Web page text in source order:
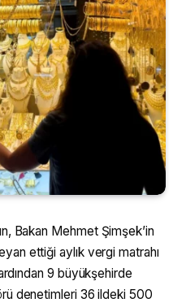
Bakan Mehmet Şimşek’in
ettiği aylık vergi matrahı
9 büyükşehirde
denetimleri 36 ildeki 500